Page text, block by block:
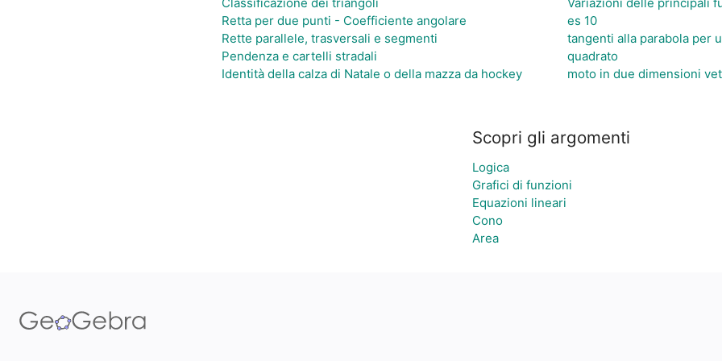
Retta per due punti - Coefficiente angolare
Rette parallele, trasversali e segmenti
Pendenza e cartelli stradali
Identità della calza di Natale o della mazza da hockey
es 10
tangenti alla parabola per
quadrato
moto in due dimensioni
Scopri gli argomenti
Logica
Grafici di funzioni
Equazioni lineari
Cono
Area